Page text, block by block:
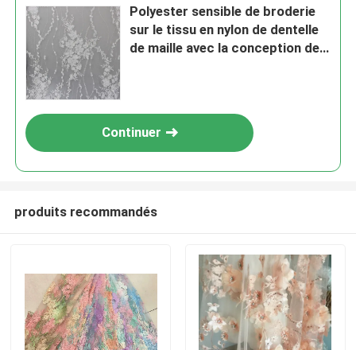
Polyester sensible de broderie
sur le tissu en nylon de dentelle
de maille avec la conception de
Continuer
produits recommandés